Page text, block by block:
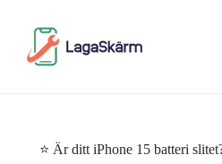
⭐ Är ditt iPhone 15 batteri